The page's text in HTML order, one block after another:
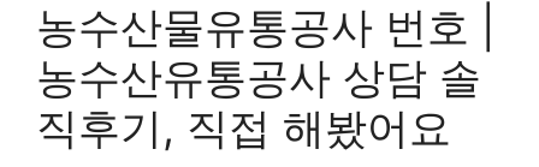
농수산물유통공사 번호 |
농수산유통공사 상담 솔
직후기, 직접 해봤어요